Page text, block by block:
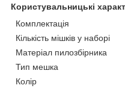
Користувальницькі
Комплектація
Кількість мішків у наборі
Матеріал пилозбірника
Тип мешка
Колір